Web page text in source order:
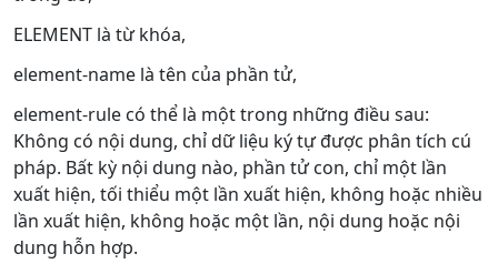
ELEMENT là từ khóa,
element-name là tên của phần tử,
element-rule có thể là một trong những điều sau:
Không có nội dung, chỉ dữ liệu ký tự được phân tích cú
pháp. Bất kỳ nội dung nào, phần tử con, chỉ một lần
xuất hiện, tối thiểu một lần xuất hiện, không hoặc nhiều
lần xuất hiện, không hoặc một lần, nội dung hoặc nội
dung hỗn hợp.